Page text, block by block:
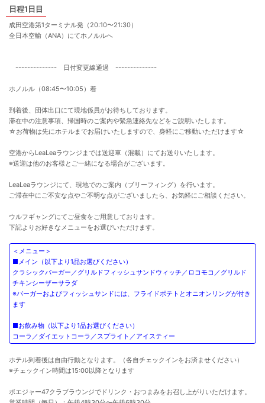
1日目
成田空港第1ターミナル発（20:10〜21:30）
全日本空輸（ANA）にてホノルルへ
-------------- 日付変更線通過 --------------
ホノルル（08:45〜10:05）着
到着後、団体出口にて現地係員がお待ちしております。
滞在中の注意事項、帰国時のご案内や緊急連絡先などをご説明いたします。
☆お荷物は先にホテルまでお届けいたしますので、身軽にご移動いただけます☆
空港からLeaLeaラウンジまでは送迎車（混載）にてお送りいたします。
※送迎は他のお客様とご一緒になる場合がございます。
LeaLeaラウンジにて、現地でのご案内（ブリーフィング）を行います。
ご滞在中にご不安な点やご不明な点がございましたら、お気軽にご相談ください。
ウルフギャングにてご昼食をご用意しております。
下記よりお好きなメニューをお選びいただけます。
＜メニュー＞
■メイン（以下より1品お選びください）
クラシックバーガー／グリルドフィッシュサンドウィッチ／ロコモコ／グリルド
チキンシーザーサラダ
※バーガーおよびフィッシュサンドには、フライドポテトとオニオンリングが付き
ます
■お飲み物（以下より1品お選びください）
コーラ／ダイエットコーラ／スプライト／アイスティー
ホテル到着後は自由行動となります。（各自チェックインをお済ませください）
※チェックイン時間は15:00以降となります
ボエジャー47クラブラウンジでドリンク・おつまみをお召し上がりいただけます。